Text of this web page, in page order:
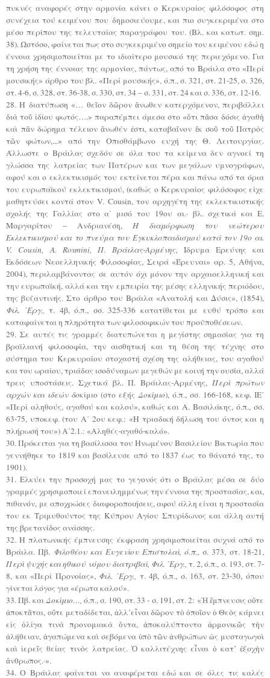
πυκνές αναφορές στην αρμονία κάνει ο Κερκυραίος φιλόσοφος στη
συνέχεια τού κειμένου που δημοσιεύουμε, και πιο συγκεκριμένα στο
μέσο περίπου της τελευταίας παραγράφου του. (Βλ. και κατωτ. σημ.
38). Ωστόσο, φαίνεται πως στο συγκεκριμένο σημείο του κειμένου εδώ η
έννοια χρησιμοποιείται με το ιδιαίτερο μουσικό της περιεχόμενο. Για
τη χρήση της έννοιας της αρμονίας, πάντως, από το Βράιλα στο «Περί
μουσικής» άρθρο του βλ. «Περί μουσικής», ό.π., σ. 321, στ. 21-25, σ. 326,
στ. 4-6, σ. 328, στ. 36-38, σ. 330, στ. 34 – σ. 331, στ. 24 και σ. 336, στ. 12-16.
28. Η διατύπωση «… θεῖον δῶρον ἄνωθεν κατερχόμενον, περιβάλλει
διὰ τοῦ ἰδίου φωτός….» παραπέμπει άμεσα στο «ὅτι πᾶσα δόσις ἀγαθὴ
καὶ πᾶν δώρημα τέλειον ἄνωθέν ἐστι, καταβαῖνον ἔκ σοῦ τοῦ Πατρὸς
τῶν φώτων,...» από την Οπισθάμβωνο ευχή της Θ. Λειτουργίας.
Άλλωστε ο Βράιλας σχεδόν σε όλα του τα κείμενα δεν αγνοεί τη
γλώσσα της λατρείας των Πατέρων και των μεγάλων υμνογράφων,
αφού και ο εκλεκτικισμός του εκτείνεται πέρα και πάνω από τα όρια
του ευρωπαϊκού εκλεκτικισμού, (καθώς ο Κερκυραίος φιλόσοφος είχε
μαθητεύσει κοντά στον V. Cousin, τον αρχηγέτη της εκλεκτικιστικής
σχολής της Γαλλίας στο α΄ μισό του 19ου αι.· βλ. σχετικά και Ε.
Μαργαρίτου – Ανδριανέση, Η διαμόρφωση του νεώτερου
Εκλεκτικισμού και το πνεύμα του Εγκυκλοπαιδισμού κατά τον 19ο αι.
V. Cousin, A. Rosmini, Π. Βράιλας-Αρμένης, Ίδρυμα Ερεύνης και
Εκδόσεων Νεοελληνικής Φιλοσοφίας, Σειρά «Έρευναι» αρ. 5, Αθήνα,
2004), περιλαμβάνοντας σε αυτόν όχι μόνον την αρχαιοελληνική και
την ευρωπαϊκή, αλλά και την εμπειρία της μέσης ελληνικής περιόδου,
της βυζαντινής. Στο άρθρο του Βράιλα «Ανατολή και Δύσις», (1854),
Φιλ. ΄Εργ., τ. 4β, ό.π., σσ. 325-336 κατατίθεται με ευθύ τρόπο και
καταφαίνεται η πληρότητα των φιλοσοφικών του προϋποθέσεων.
29. Σε αυτές τις γραμμές διατυπώνεται η μεγίστης σημασίας για τη
βραϊλιανή φιλοσοφία, την αισθητική και τη θέση της τέχνης στο
σύστημα του Κερκυραίου στοχαστή σχέση της αλήθειας, του αγαθού
και του ωραίου, τριάδας ισοδύναμων μεγεθών με κοινή την ουσία, αλλά
τρεις υποστάσεις. Σχετικά βλ. Π. Βράιλας-Αρμένης,Περί πρώτων
αρχών και ιδεών δοκίμιο (στο εξής Δοκίμιο), ό.π., σσ. 166-168, κεφ. ΙΕ΄
«Περί αληθούς, αγαθού και καλού», καθώς και Α. Βασιλάκης, ό.π., σσ.
63-75, υποκεφ. (του Α΄ 2ου κεφ.: «Η τριαδική δήλωση του όντος και η
πλήρωσή του») Α΄2.1.: «Αληθές-αγαθό-καλό».
30. Πρόκειται για τη βασίλισσα του Ηνωμένου Βασιλείου Βικτωρία που
γεννήθηκε το 1819 και βασίλευσε από το 1837 έως το θάνατό της, το
1901).
31. Ελκύει την προσοχή μας το γεγονός ότι ο Βράιλας μέσα σε δύο
γραμμές χρησιμοποιεί επανειλημμένως την έννοια της προστασίας, και,
πιθανόν, με αποχρώσες διαφοροποιήσεις, αφού άλλη είναι η προστασία
του εκ Τριμυθούντος της Κύπρου Αγίου Σπυρίδωνος και άλλη αυτή
της βρετανίδος ανάσσης.
32. Η πλατωνικής έμπνευσης έκφραση χρησιμοποιείται συχνά από το
Βράιλα. Πβ. Φιλοθέου και Ευγενίου Επιστολαί, ό.π., σ. 373, στ. 18-21,
Περί ψυχής και ηθικού νόμου διατριβαί, Φιλ. ΄Εργ.,τ. 2, ό.π., σ. 193, στ. 7-
8, και «Περί Προνοίας», Φιλ. ΄Εργ., τ. 4β, ό.π., σ. 163, στ. 23-30, όπου
γίνεται λόγος για «έρωτα καλού».
33. Πβ. καιΔοκίμιο…, ό.π., σ. 190, στ. 33 - σ. 191, στ. 2: «Ἡ ἔμπνευσις οὔτε
ἀποκτᾶται, οὔτε μεταδίδεται, ἀλλ’εἶναι δῶρον τὸ ὁποῖον ὁ Θεὸς κάμνει
εἰς ὀλίγα τινὰ προνομιακὰ ὄντα, ἀποκαλύπτοντα ἁρμονικῶς τὴν
ἀλήθειαν, ἀγαπώμενα καὶ σεβόμενα ὑπὸ τῶν ἀνθρώπων ὡς μυσταγωγοὶ
καὶ ἱερεῖς θείας τινὸς λατρείας. Ὁ καλλιτέχνης εἶναι ὁ κατ’ ἐξοχὴν
ἄνθρωπος.·».
34. Ο Βράιλας φαίνεται να αναφέρεται εδώ και σε όλες τις καλές